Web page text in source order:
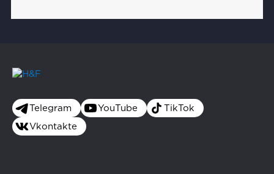
Telegram YouTube TikTok
Vkontakte